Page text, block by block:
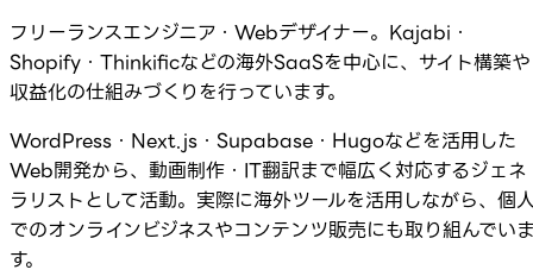
フリーランスエンジニア・Webデザイナー。Kajabi・
Shopify・Thinkificなどの海外SaaSを中心に、サイト構築や
収益化の仕組みづくりを行っています。
WordPress・Next.js・Supabase・Hugoなどを活用した
Web開発から、動画制作・IT翻訳まで幅広く対応するジェネ
ラリストとして活動。実際に海外ツールを活用しながら、個
でのオンラインビジネスやコンテンツ販売にも取り組んでい
す。